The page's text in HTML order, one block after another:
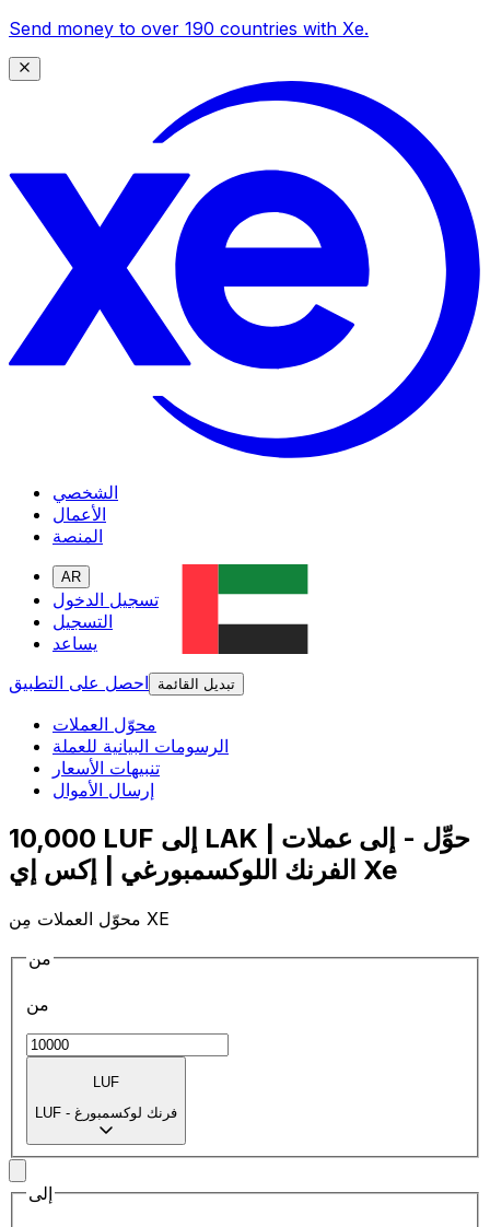
Send money to over 190 countries with Xe.
الشخصي
الأعمال
المنصة
AR
تسجيل الدخول
التسجيل
يساعد
احصل على التطبيق
تبديل القائمة
محوّل العملات
الرسومات البيانية للعملة
تنبيهات الأسعار
إرسال الأموال
10,000 LUF إلى LAK | حوِّل - إلى عملات
الفرنك اللوكسمبورغي | إكس إي Xe
محوّل العملات مِن XE
من
من
LUF
LUF - فرنك لوكسمبورغ
إلى